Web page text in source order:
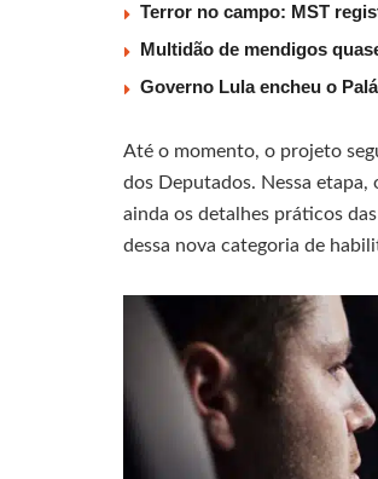
Terror no campo: MST
Multidão de mendigos
Governo Lula encheu o
Até o momento, o projeto
dos Deputados. Nessa
ainda os detalhes práticos
dessa nova categoria de